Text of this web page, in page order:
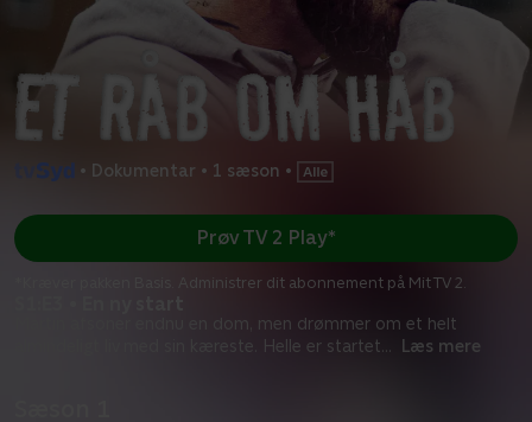
• Dokumentar • 1 sæson •
Martin afsoner endnu en dom, men drømmer om et helt
almindeligt liv med sin kæreste. Helle er startet... Læs mere
Prøv TV 2 Play*
*Kræver pakken Basis. Administrer dit abonnement på Mit TV 2.